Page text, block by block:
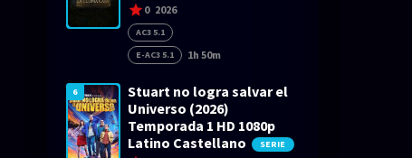
0 2026
AC3 5.1
E-AC3 5.1
1h 50m
6
Stuart no logra salvar el
Universo (2026)
Temporada 1 HD 1080p
Latino Castellano
SERIE